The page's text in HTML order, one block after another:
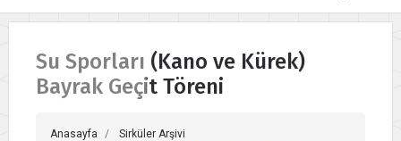
Su Sporları (Kano ve Kürek)
Bayrak Geçit Töreni
Anasayfa
Sirküler Arşivi